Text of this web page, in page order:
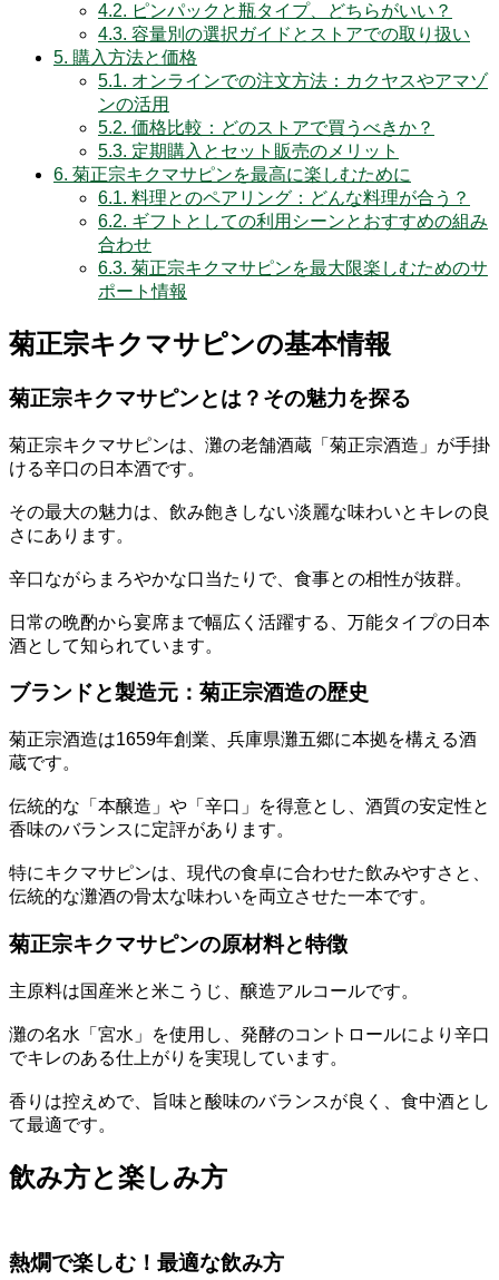
4.2. ピンパックと瓶タイプ、どちらがいい？
4.3. 容量別の選択ガイドとストアでの取り扱い
5. 購入方法と価格
5.1. オンラインでの注文方法：カクヤスやアマゾ
ンの活用
5.2. 価格比較：どのストアで買うべきか？
5.3. 定期購入とセット販売のメリット
6. 菊正宗キクマサピンを最高に楽しむために
6.1. 料理とのペアリング：どんな料理が合う？
6.2. ギフトとしての利用シーンとおすすめの組み
合わせ
6.3. 菊正宗キクマサピンを最大限楽しむためのサ
ポート情報
菊正宗キクマサピンの基本情報
菊正宗キクマサピンとは？その魅力を探る
菊正宗キクマサピンは、灘の老舗酒蔵「菊正宗酒造」が手掛
ける辛口の日本酒です。
その最大の魅力は、飲み飽きしない淡麗な味わいとキレの良
さにあります。
辛口ながらまろやかな口当たりで、食事との相性が抜群。
日常の晩酌から宴席まで幅広く活躍する、万能タイプの日本
酒として知られています。
ブランドと製造元：菊正宗酒造の歴史
菊正宗酒造は1659年創業、兵庫県灘五郷に本拠を構える酒
蔵です。
伝統的な「本醸造」や「辛口」を得意とし、酒質の安定性と
香味のバランスに定評があります。
特にキクマサピンは、現代の食卓に合わせた飲みやすさと、
伝統的な灘酒の骨太な味わいを両立させた一本です。
菊正宗キクマサピンの原材料と特徴
主原料は国産米と米こうじ、醸造アルコールです。
灘の名水「宮水」を使用し、発酵のコントロールにより辛口
でキレのある仕上がりを実現しています。
香りは控えめで、旨味と酸味のバランスが良く、食中酒とし
て最適です。
飲み方と楽しみ方
熱燗で楽しむ！最適な飲み方